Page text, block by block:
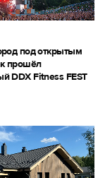
под открытым
прошёл
DDX Fitness FEST